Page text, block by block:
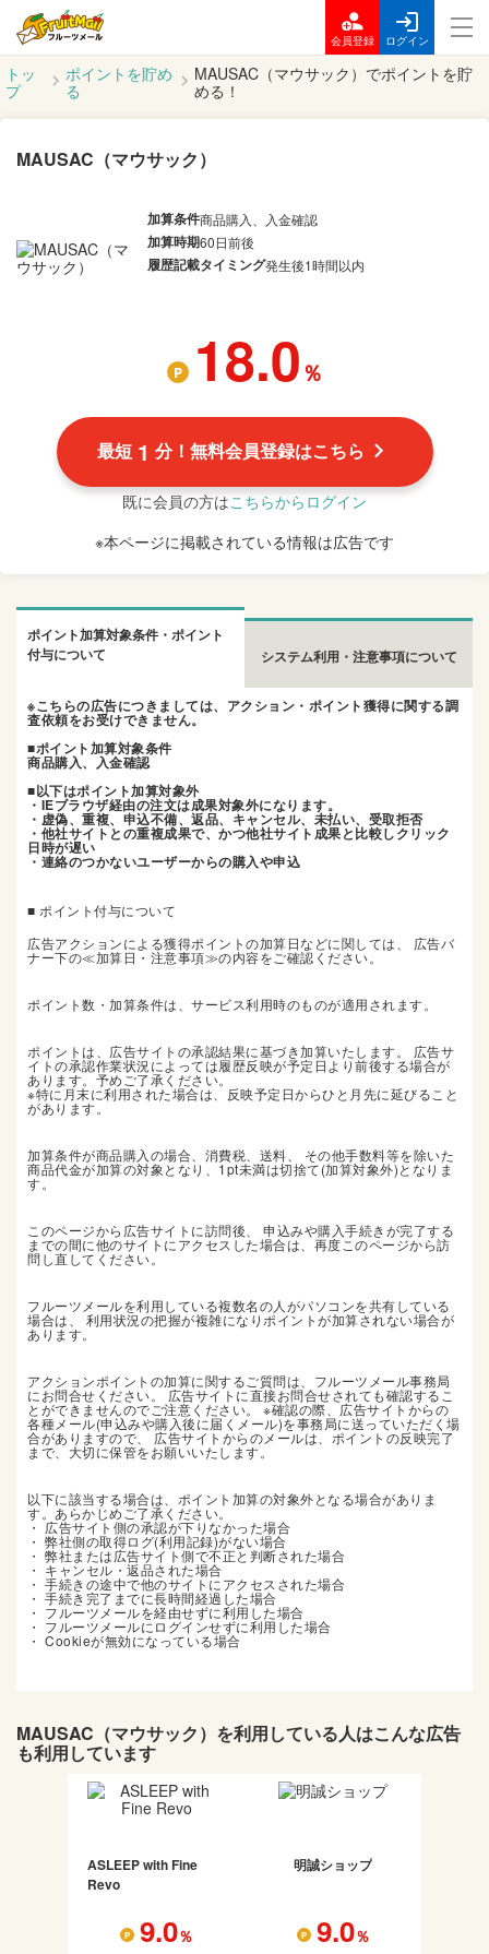
会員登録 ログイン
トッ
プ
ポイントを貯め
る
MAUSAC（マウサック）でポイントを貯
める！
MAUSAC（マウサック）
18.0 ％
加算条件商品購入、入金確認
加算時期60日前後
履歴記載タイミング発生後1時間以内
最短 1 分！無料会員登録はこちら
既に会員の方はこちらからログイン
※本ページに掲載されている情報は広告です
ポイント加算対象条件・ポイント
付与について
システム利用・注意事項について
※こちらの広告につきましては、アクション・ポイント獲得に関する調
査依頼をお受けできません。
■ポイント加算対象条件
商品購入、入金確認
■以下はポイント加算対象外
・IEブラウザ経由の注文は成果対象外になります。
・虚偽、重複、申込不備、返品、キャンセル、未払い、受取拒否
・他社サイトとの重複成果で、かつ他社サイト成果と比較しクリック
日時が遅い
・連絡のつかないユーザーからの購入や申込
■ ポイント付与について
広告アクションによる獲得ポイントの加算日などに関しては、 広告バ
ナー下の≪加算日・注意事項≫の内容をご確認ください。
ポイント数・加算条件は、サービス利用時のものが適用されます。
ポイントは、広告サイトの承認結果に基づき加算いたします。 広告サ
イトの承認作業状況によっては履歴反映が予定日より前後する場合が
あります。予めご了承ください。
※特に月末に利用された場合は、反映予定日からひと月先に延びること
があります。
加算条件が商品購入の場合、消費税、送料、 その他手数料等を除いた
商品代金が加算の対象となり、1pt未満は切捨て(加算対象外)となりま
す。
このページから広告サイトに訪問後、 申込みや購入手続きが完了する
までの間に他のサイトにアクセスした場合は、再度このページから訪
問し直してください。
フルーツメールを利用している複数名の人がパソコンを共有している
場合は、 利用状況の把握が複雑になりポイントが加算されない場合が
あります。
アクションポイントの加算に関するご質問は、フルーツメール事務局
にお問合せください。 広告サイトに直接お問合せされても確認するこ
とができませんのでご注意ください。 ※確認の際、広告サイトからの
各種メール(申込みや購入後に届くメール)を事務局に送っていただく場
合がありますので、 広告サイトからのメールは、ポイントの反映完了
まで、大切に保管をお願いいたします。
以下に該当する場合は、ポイント加算の対象外となる場合がありま
す。あらかじめご了承ください。
・ 広告サイト側の承認が下りなかった場合
・ 弊社側の取得ログ(利用記録)がない場合
・ 弊社または広告サイト側で不正と判断された場合
・ キャンセル・返品された場合
・ 手続きの途中で他のサイトにアクセスされた場合
・ 手続き完了までに長時間経過した場合
・ フルーツメールを経由せずに利用した場合
・ フルーツメールにログインせずに利用した場合
・ Cookieが無効になっている場合
MAUSAC（マウサック） を利用している人はこんな広告
も利用しています
ASLEEP with Fine
Revo
9.0％
明誠ショップ
9.0％